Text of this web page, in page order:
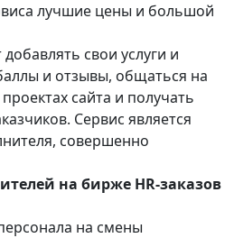
лучшие цены и большой
свои услуги и
и отзывы, общаться на
сайта и получать
Сервис является
совершенно
на бирже HR-заказов
на смены